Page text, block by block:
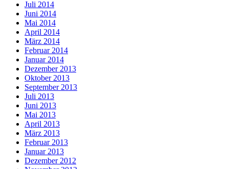
Juli 2014
Juni 2014
Mai 2014
April 2014
März 2014
Februar 2014
Januar 2014
Dezember 2013
Oktober 2013
September 2013
Juli 2013
Juni 2013
Mai 2013
April 2013
März 2013
Februar 2013
Januar 2013
Dezember 2012